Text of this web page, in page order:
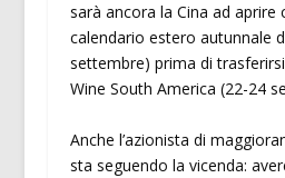
sarà ancora la Cina ad aprire
calendario estero autunnale
settembre) prima di
Wine South America (22-24
Anche l’azionista di
sta seguendo la vicenda: